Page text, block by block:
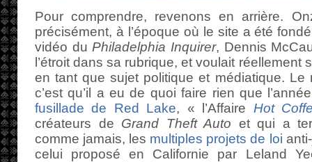
Pour comprendre, revenons en arrière.
précisément, à l’époque où le site a été
vidéo du Philadelphia Inquirer, Dennis
l’étroit dans sa rubrique, et voulait réellement
en tant que sujet politique et médiatique. Le
c’est qu’il a eu de quoi faire rien que
fusillade de Red Lake, « l’Affaire Hot
créateurs de Grand Theft Auto et qui a
comme jamais, les multiples projets de loi
celui proposé en Californie par Leland